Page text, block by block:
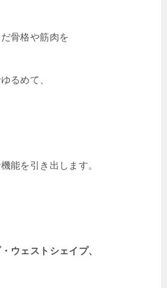
骨格や筋肉を
るめて、
能を引き出します。
ウェストシェイプ、